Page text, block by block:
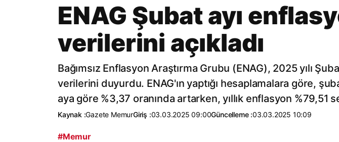
ENAG Şubat ayı
verilerini açıkladı
Bağımsız Enflasyon Araştırma Grubu (ENAG), 2025 yılı
verilerini duyurdu. ENAG'ın yaptığı hesaplamalara göre,
aya göre %3,37 oranında artarken, yıllık enflasyon %79,51
Kaynak :Gazete MemurGiriş :03.03.2025 09:00Güncelleme :03.03.2025 10:09
#Memur